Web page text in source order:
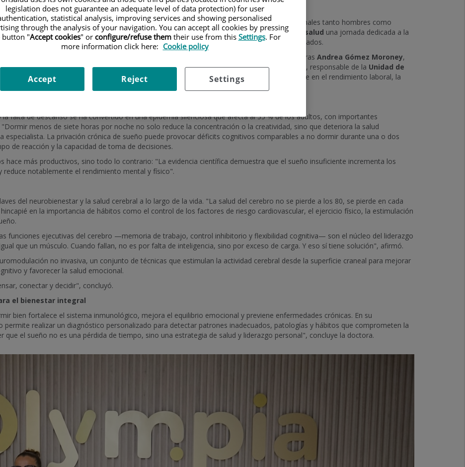
EJE&CON (Asociación Española de Ejecutivas y Consejeros)—integrada por profesionales tanto hombres como
diverso y responsable—, se celebró este jueves en elauditorio de Olympia Quirónsalud una jornada dedicada a la
, con el objetivo de fomentar el cuidado de la salud y la medicina preventiva entre sus asociados.
esencial para mantener la salud física, mental y cognitiva. Con esta premisa, las doctoras Andrea Gómez Moroney,
de laUnidad del Sueño y Descanso de Olympia Quirónsalud, yVanesa Pytel , responsable de la Unidad de
de Neurología
del mismo centro, abordaron cómo el descanso impacta directamente en el rendimiento laboral, la
clave en el liderazgo y la vida profesional actual.
falta de descanso se ha convertido en una epidemia silenciosa que afecta al 35 % de los adultos, con importantes
menos de siete horas por noche no solo reduce la concentración o la creatividad, sino que deteriora la salud
especialista. La privación crónica de sueño puede provocar déficits cognitivos comparables a no dormir durante una o dos
de reacción y la capacidad de toma de decisiones.
hace más productivos, sino todo lo contrario: "La evidencia científica demuestra que el sueño insuficiente incrementa los
notablemente el rendimiento mental y físico".
del neurobienestar y la salud cerebral a lo largo de la vida. "La salud del cerebro no se pierde a los 80, se pierde en cada
en la importancia de hábitos como el control de los factores de riesgo cardiovascular, el ejercicio físico, la estimulación
funciones ejecutivas del cerebro —memoria de trabajo, control inhibitorio y flexibilidad cognitiva— son el núcleo del liderazgo
que un músculo. Cuando fallan, no es por falta de inteligencia, sino por exceso de carga. Y eso sí tiene solución", afirmó.
no invasiva, un conjunto de técnicas que estimulan la actividad cerebral desde la superficie craneal para mejorar
y favorecer la salud emocional.
conectar y decidir", concluyó.
el bienestar integral
bien fortalece el sistema inmunológico, mejora el equilibrio emocional y previene enfermedades crónicas. En su
permite realizar un diagnóstico personalizado para detectar patrones inadecuados, patologías y hábitos que comprometen la
que el sueño no es una pérdida de tiempo, sino una estrategia de salud y liderazgo personal", concluye la doctora.
legislation does not guarantee an adequate level of data protection) for user
statistical analysis, improving services and showing personalised
through the analysis of your navigation. You can accept all cookies by pressing
button "Accept cookies" or configure/refuse themtheir use from this Settings. For
more information click here: Cookie policy
Settings
Reject
Accept